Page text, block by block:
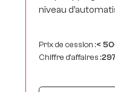
niveau
Prix de cession :<
Chiffre d’affaires :